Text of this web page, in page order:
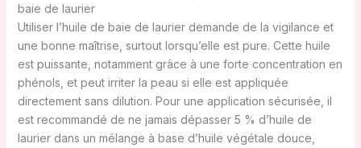
baie de laurier
Utiliser l’huile de baie de laurier demande de la vigilance et
une bonne maîtrise, surtout lorsqu’elle est pure. Cette huile
est puissante, notamment grâce à une forte concentration en
phénols, et peut irriter la peau si elle est appliquée
directement sans dilution. Pour une application sécurisée, il
est recommandé de ne jamais dépasser 5 % d’huile de
laurier dans un mélange à base d’huile végétale douce,